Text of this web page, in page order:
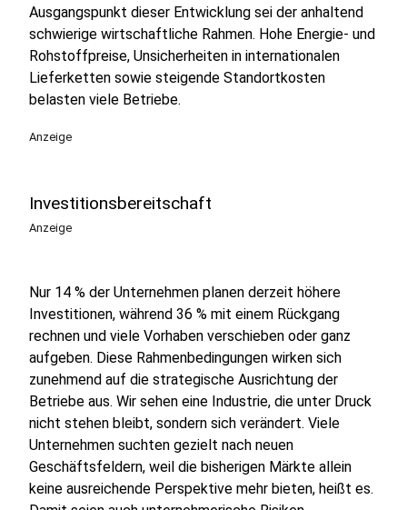
Ausgangspunkt dieser Entwicklung sei der anhaltend
schwierige wirtschaftliche Rahmen. Hohe Energie- und
Rohstoffpreise, Unsicherheiten in internationalen
Lieferketten sowie steigende Standortkosten
belasten viele Betriebe.
Anzeige
Investitionsbereitschaft
Anzeige
Nur 14 % der Unternehmen planen derzeit höhere
Investitionen, während 36 % mit einem Rückgang
rechnen und viele Vorhaben verschieben oder ganz
aufgeben. Diese Rahmenbedingungen wirken sich
zunehmend auf die strategische Ausrichtung der
Betriebe aus. Wir sehen eine Industrie, die unter Druck
nicht stehen bleibt, sondern sich verändert. Viele
Unternehmen suchten gezielt nach neuen
Geschäftsfeldern, weil die bisherigen Märkte allein
keine ausreichende Perspektive mehr bieten, heißt es.